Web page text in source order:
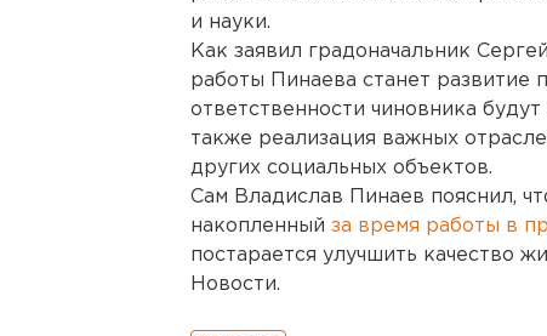
и науки.
Как заявил градоначальник
работы Пинаева станет
ответственности чиновника
также реализация важных
других социальных объектов.
Сам Владислав Пинаев пояснил,
накопленный за время работы в
постарается улучшить качество
Новости.